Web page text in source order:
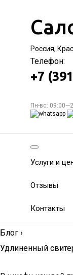
Россия,
Телефон:
+7
Пн-вс:
Услуги и
Отзывы
Контакты
Блог ›
Удлиненный